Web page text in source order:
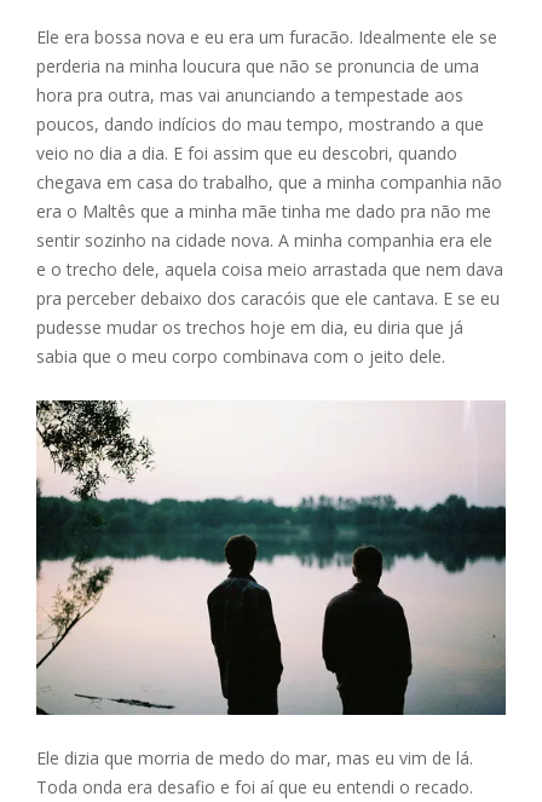
Ele era bossa nova e eu era um furacão. Idealmente ele se
perderia na minha loucura que não se pronuncia de uma
hora pra outra, mas vai anunciando a tempestade aos
poucos, dando indícios do mau tempo, mostrando a que
veio no dia a dia. E foi assim que eu descobri, quando
chegava em casa do trabalho, que a minha companhia não
era o Maltês que a minha mãe tinha me dado pra não me
sentir sozinho na cidade nova. A minha companhia era ele
e o trecho dele, aquela coisa meio arrastada que nem dava
pra perceber debaixo dos caracóis que ele cantava. E se eu
pudesse mudar os trechos hoje em dia, eu diria que já
sabia que o meu corpo combinava com o jeito dele.
Ele dizia que morria de medo do mar, mas eu vim de lá.
Toda onda era desafio e foi aí que eu entendi o recado.